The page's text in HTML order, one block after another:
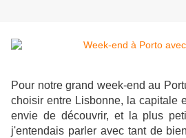
Pour notre grand week-end au
choisir entre Lisbonne, la capitale
envie de découvrir, et la plus
j'entendais parler avec tant de